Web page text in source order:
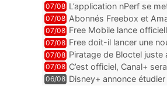
07/08 L’application nPerf se
Mobile, Orange, SFR ...
07/08 Abonnés Freebox et
07/08 Free Mobile lance
des promos et des
07/08 Free doit-il lancer une
07/08 Piratage de Bloctel juste
auraient fuité
07/08 C’est officiel, Canal+
Vision 2
06/08 Disney+ annonce